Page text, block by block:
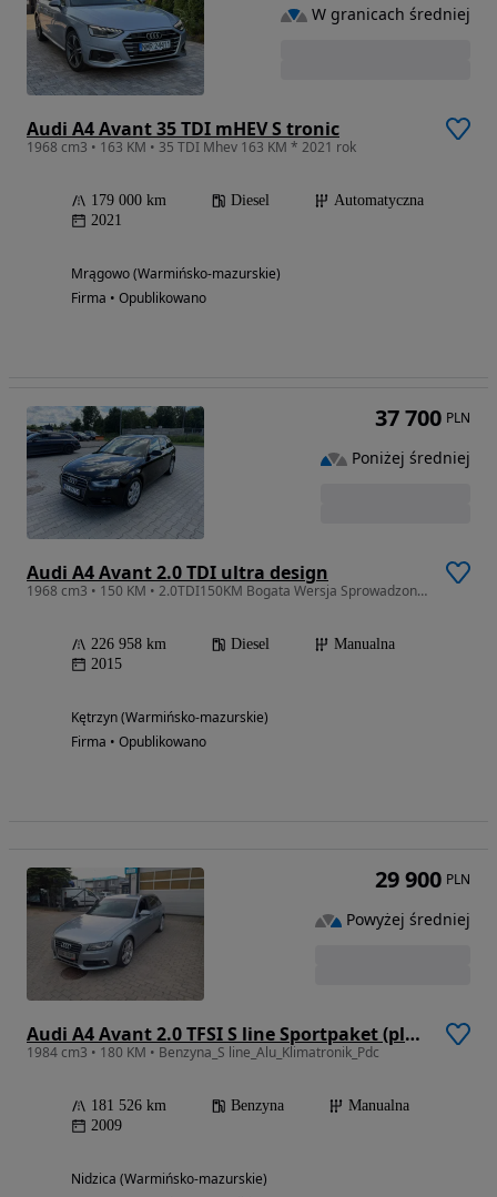
Audi A4 Avant 35 TDI mHEV S tronic
1968 cm3 • 163 KM • 35 TDI Mhev 163 KM * 2021 rok
179 000 km Diesel
Automatyczna
2021
Mrągowo (Warmińsko-mazurskie)
Firma • Opublikowano
W granicach średniej
Audi A4 Avant 2.0 TDI ultra design
1968 cm3 • 150 KM • 2.0TDI150KM Bogata Wersja Sprowadzony Zarejestrowany
226 958 km Diesel
Manualna
2015
Kętrzyn (Warmińsko-mazurskie)
Firma • Opublikowano
37 700 PLN
Poniżej średniej
Audi A4 Avant 2.0 TFSI S line Sportpaket (plus)
1984 cm3 • 180 KM • Benzyna_S line_Alu_Klimatronik_Pdc
181 526 km Benzyna
Manualna
2009
Nidzica (Warmińsko-mazurskie)
29 900 PLN
Powyżej średniej